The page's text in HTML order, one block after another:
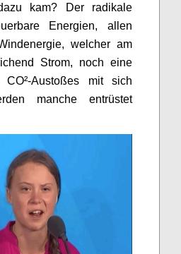
kam? Der radikale
Energien, allen
welcher am
Strom, noch eine
CO²-Austoßes mit sich
manche entrüstet